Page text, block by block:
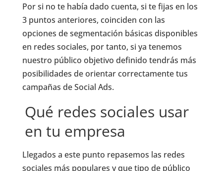
Por si no te había dado cuenta, si te fijas en los
3 puntos anteriores, coinciden con las
opciones de segmentación básicas disponibles
en redes sociales, por tanto, si ya tenemos
nuestro público objetivo definido tendrás más
posibilidades de orientar correctamente tus
campañas de Social Ads.
Qué redes sociales usar
en tu empresa
Llegados a este punto repasemos las redes
sociales más populares y que tipo de público